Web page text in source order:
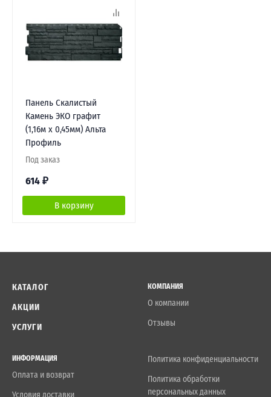
Панель Скалистый
Камень ЭКО графит
(1,16м х 0,45мм) Альта
Профиль
Под заказ
614 ₽
В корзину
КАТАЛОГ
АКЦИИ
УСЛУГИ
КОМПАНИЯ
О компании
Отзывы
ИНФОРМАЦИЯ
Оплата и возврат
Политика конфиденциальности
Политика обработки
персональных данных